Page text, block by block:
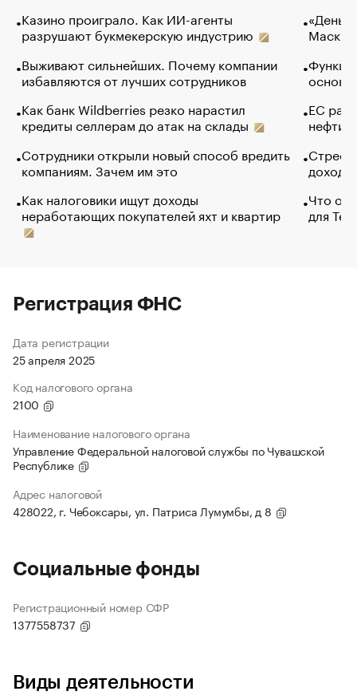
Казино проиграло. Как ИИ-агенты
разрушают букмекерскую индустрию
Выживают сильнейших. Почему компании
избавляются от лучших сотрудников
Как банк Wildberries резко нарастил
кредиты селлерам до атак на склады
Сотрудники открыли новый способ вредить
компаниям. Зачем им это
Как налоговики ищут доходы
неработающих покупателей яхт и квартир
Маск в
основ
ЕС
нефти
Что
для
Регистрация ФНС
Дата регистрации
25 апреля 2025
Код налогового органа
2100
Наименование налогового органа
Управление Федеральной налоговой службы по Чувашской
Республике
Адрес налоговой
428022, г. Чебоксары, ул. Патриса Лумумбы, д 8
Социальные фонды
Регистрационный номер СФР
1377558737
Виды деятельности